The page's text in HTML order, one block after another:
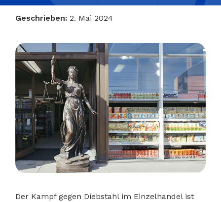
Geschrieben: 2. Mai 2024
Der Kampf gegen Diebstahl im Einzelhandel ist